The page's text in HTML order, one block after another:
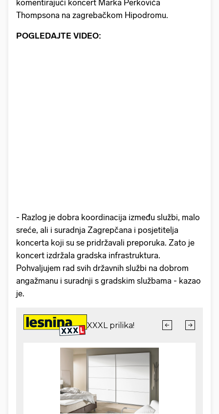
komentirajući koncert Marka Perkovića
Thompsona na zagrebačkom Hipodromu.
POGLEDAJTE VIDEO:
- Razlog je dobra koordinacija između službi, malo
sreće, ali i suradnja Zagrepčana i posjetitelja
koncerta koji su se pridržavali preporuka. Zato je
koncert izdržala gradska infrastruktura.
Pohvaljujem rad svih državnih službi na dobrom
angažmanu i suradnji s gradskim službama - kazao
je.